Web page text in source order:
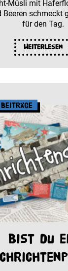
Müsli mit
Beeren schmeckt
für den Tag.
Weiterlesen
Bist du